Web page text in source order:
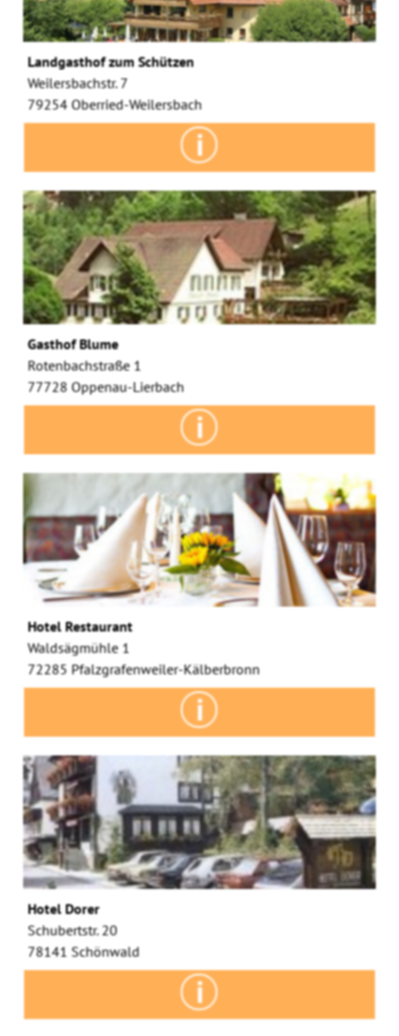
Landgasthof zum Schützen
Weilersbachstr. 7
79254 Oberried-Weilersbach
Gasthof Blume
Rotenbachstraße 1
77728 Oppenau-Lierbach
Hotel Restaurant
Waldsägmühle 1
72285 Pfalzgrafenweiler-Kälberbronn
Hotel Dorer
Schubertstr. 20
78141 Schönwald